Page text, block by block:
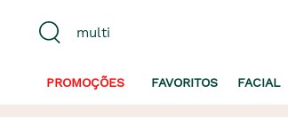
PROMOÇÕES FAVORITOS FACIAL